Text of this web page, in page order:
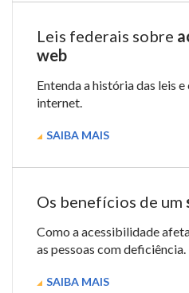
Leis federais sobre
web
Entenda a história das leis
internet.
SAIBA MAIS
Os benefícios de um
Como a acessibilidade
as pessoas com deficiência.
SAIBA MAIS